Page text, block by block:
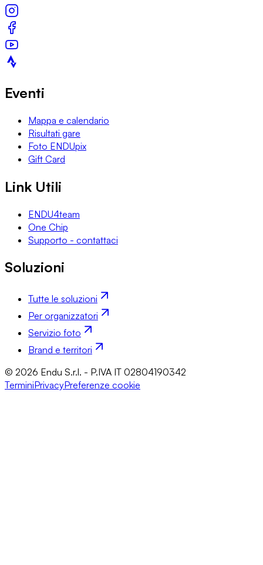
Eventi
Mappa e calendario
Risultati gare
Foto ENDUpix
Gift Card
Link Utili
ENDU4team
One Chip
Supporto - contattaci
Soluzioni
Tutte le soluzioni
Per organizzatori
Servizio foto
Brand e territori
© 2026 Endu S.r.l. - P.IVA IT 02804190342
TerminiPrivacyPreferenze cookie